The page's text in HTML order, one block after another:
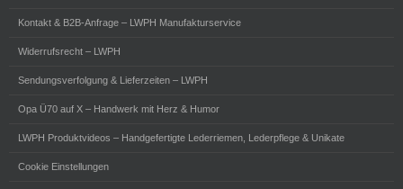
Kontakt & B2B-Anfrage – LWPH Manufakturservice
Widerrufsrecht – LWPH
Sendungsverfolgung & Lieferzeiten – LWPH
Opa Ü70 auf X – Handwerk mit Herz & Humor
LWPH Produktvideos – Handgefertigte Lederriemen, Lederpflege & Unikate
Cookie Einstellungen